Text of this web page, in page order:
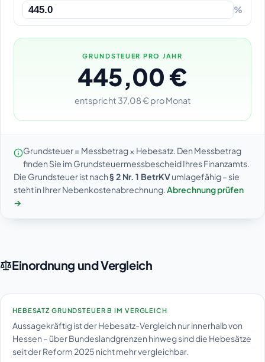
%
GRUNDSTEUER PRO JAHR
445,00 €
entspricht 37,08 € pro Monat
Grundsteuer = Messbetrag × Hebesatz. Den Messbetrag
finden Sie im Grundsteuermessbescheid Ihres Finanzamts.
Die Grundsteuer ist nach§ 2 Nr. 1 BetrKVumlagefähig – sie
steht in Ihrer Nebenkostenabrechnung.Abrechnung prüfen
→
Einordnung und Vergleich
HEBESATZ GRUNDSTEUER B IM VERGLEICH
Aussagekräftig ist der Hebesatz-Vergleich nur innerhalb von
Hessen – über Bundeslandgrenzen hinweg sind die Hebesätze
seit der Reform 2025 nicht mehr vergleichbar.